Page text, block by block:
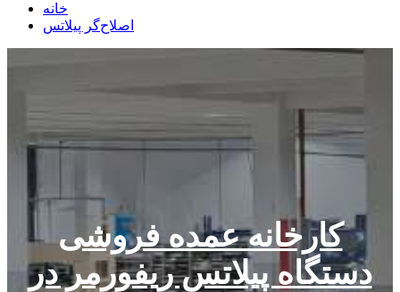
خانه
اصلاح‌گر پیلاتس
کارخانه عمده فروشی
دستگاه پیلاتس ریفورمر در